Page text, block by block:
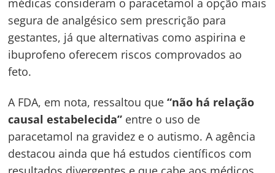
médicas consideram o paracetamol a opção mais
segura de analgésico sem prescrição para
gestantes, já que alternativas como aspirina e
ibuprofeno oferecem riscos comprovados ao
feto.
A FDA, em nota, ressaltou que“não há relação
causal estabelecida” entre o uso de
paracetamol na gravidez e o autismo. A agência
destacou ainda que há estudos científicos com